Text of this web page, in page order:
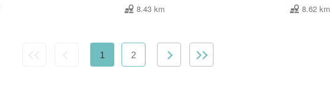
8.43 km 8.62 km
1 2